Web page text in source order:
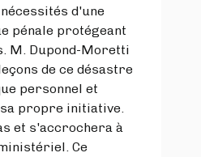
d'une
pénale protégeant
M. Dupond-Moretti
de ce désastre
personnel et
propre initiative.
et s'accrochera à
Ce